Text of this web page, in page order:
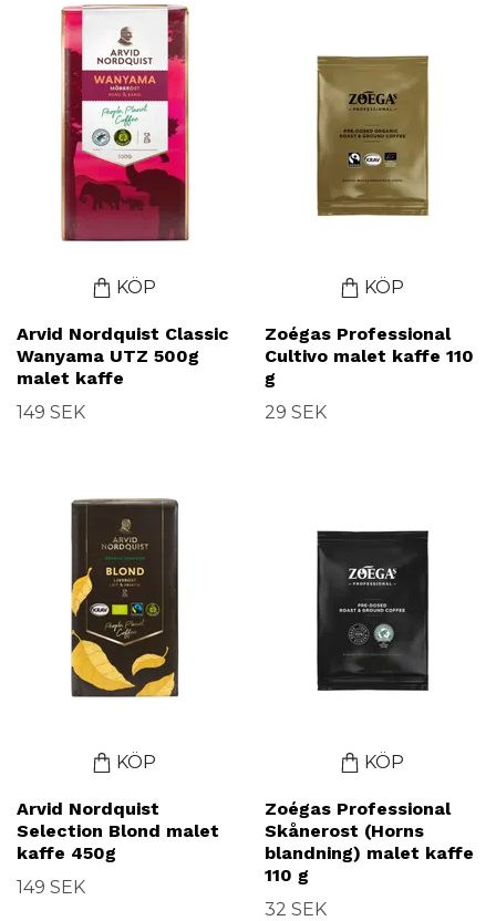
KÖP
Arvid Nordquist Classic
Wanyama UTZ 500g
malet kaffe
149 SEK
KÖP
Zoégas Professional
Cultivo malet kaffe 110
g
29 SEK
KÖP
Arvid Nordquist
Selection Blond malet
kaffe 450g
149 SEK
KÖP
Zoégas Professional
Skånerost (Horns
blandning) malet kaffe
110 g
32 SEK